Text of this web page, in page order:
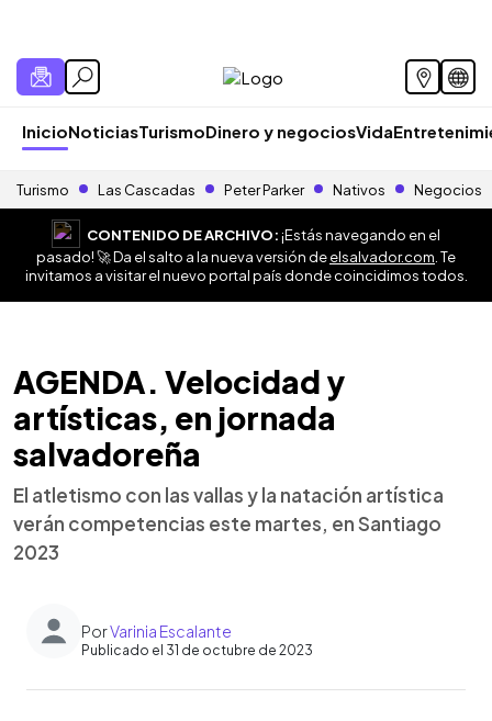
InicioNoticiasTurismoDinero y negociosVida
Turismo Las Cascadas Peter Parker Nativos Negocios
CONTENIDO DE ARCHIVO:¡Estás navegando en el
pasado! 🚀 Da el salto a la nueva versión deelsalvador.com . Te
invitamos a visitar el nuevo portal país donde coincidimos todos.
AGENDA. Velocidad y
artísticas, en jornada
salvadoreña
El atletismo con las vallas y la natación artística
verán competencias este martes, en Santiago
2023
PorVarinia Escalante
Publicado el 31 de octubre de 2023